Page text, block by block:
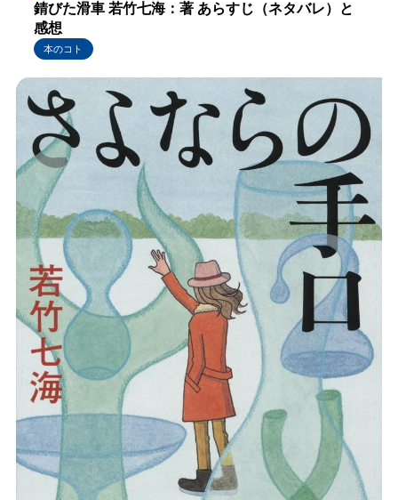
錆びた滑車 若竹七海：著 あらすじ（ネタバレ）と
感想
本のコト